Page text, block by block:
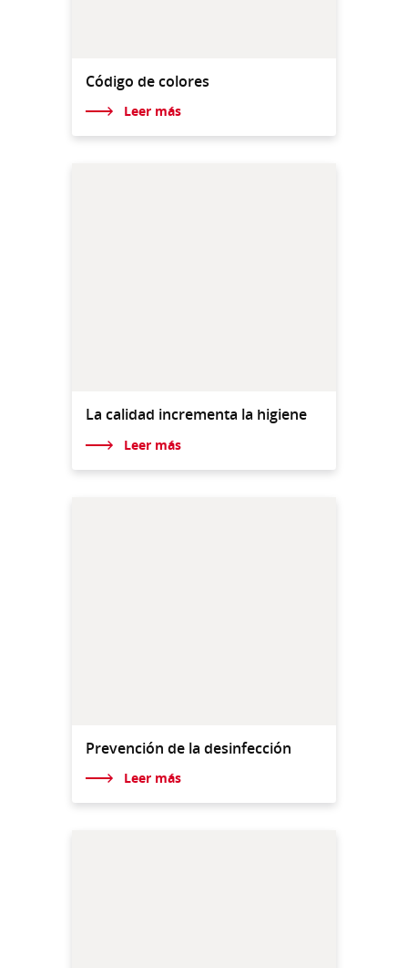
Código de colores
Leer más
La calidad incrementa la higiene
Leer más
Prevención de la desinfección
Leer más